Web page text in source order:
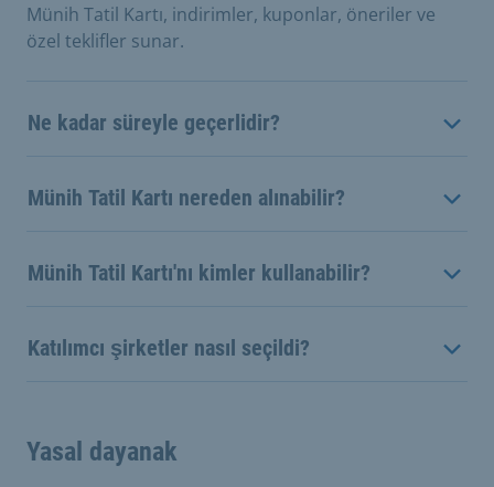
Münih Tatil Kartı, indirimler, kuponlar, öneriler ve
özel teklifler sunar.
Ne kadar süreyle geçerlidir?
Münih Tatil Kartı nereden alınabilir?
Münih Tatil Kartı'nı kimler kullanabilir?
Katılımcı şirketler nasıl seçildi?
Yasal dayanak